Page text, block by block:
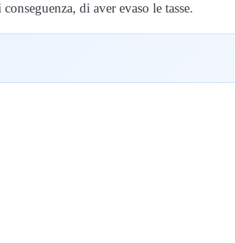
di aver evaso le tasse.